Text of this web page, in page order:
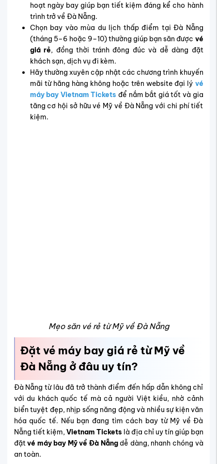
hoạt ngày bay giúp bạn tiết kiệm đáng kể cho hành
trình trở về Đà Nẵng.
Chọn bay vào mùa du lịch thấp điểm tại Đà Nẵng
(tháng 5–6 hoặc 9–10) thường giúp bạn săn được vé
giá rẻ, đồng thời tránh đông đúc và dễ dàng đặt
khách sạn, dịch vụ đi kèm.
Hãy thường xuyên cập nhật các chương trình khuyến
mãi từ hãng hàng không hoặc trên website đại lý vé
máy bay Vietnam Tickets để nắm bắt giá tốt và gia
tăng cơ hội sở hữu vé Mỹ về Đà Nẵng với chi phí tiết
kiệm.
Mẹo săn vé rẻ từ Mỹ về Đà Nẵng
Đặt vé máy bay giá rẻ từ Mỹ về
Đà Nẵng ở đâu uy tín?
Đà Nẵng từ lâu đã trở thành điểm đến hấp dẫn không chỉ
với du khách quốc tế mà cả người Việt kiều, nhờ cảnh
biển tuyệt đẹp, nhịp sống năng động và nhiều sự kiện văn
hóa quốc tế. Nếu bạn đang tìm cách bay từ Mỹ về Đà
Nẵng tiết kiệm,Vietnam Tickets là địa chỉ uy tín giúp bạn
đặtvé máy bay Mỹ về Đà Nẵngdễ dàng, nhanh chóng và
an toàn.